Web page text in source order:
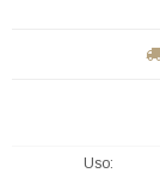
Uso